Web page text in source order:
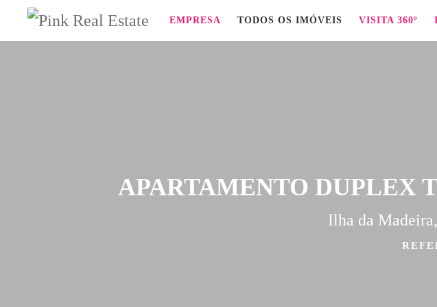
EMPRESA TODOS OS IMÓVEIS VISITA 360º
APARTAMENTO DUPLEX
Ilha da